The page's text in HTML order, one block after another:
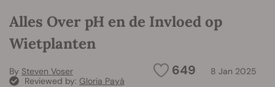
Alles Over pH en de Invloed op
Wietplanten
649 8 Jan 2025
By Steven Voser
Reviewed by: Gloria Payá